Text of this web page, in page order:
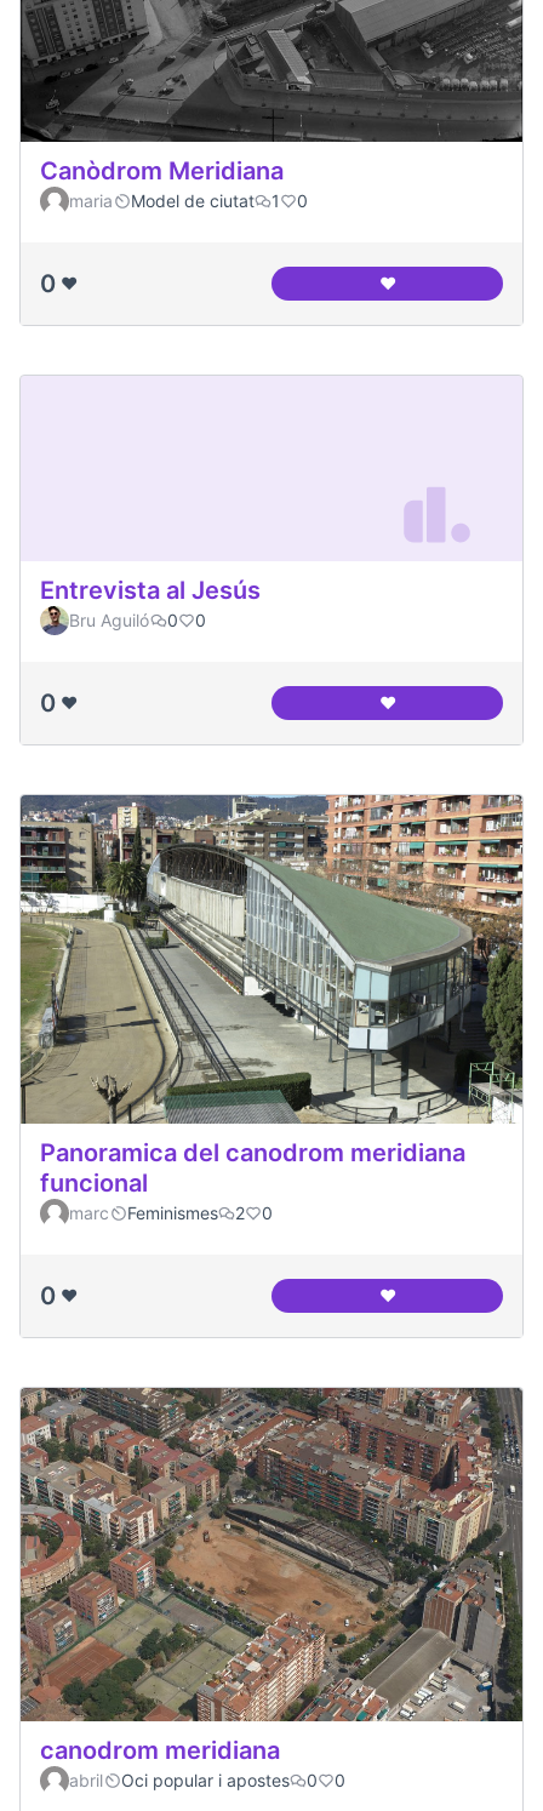
Canòdrom Meridiana
maria Model de ciutat 1 0
0 ❤️ ❤️Canòdrom
Entrevista al Jesús
Bru Aguiló 0 0
0 ❤️ ❤️Entrevista al Jesús
Panoramica del canodrom meridiana
funcional
marc Feminismes 2 0
0 ❤️ ❤️Panoramica del
canodrom meridiana
abril Oci popular i apostes 0 0